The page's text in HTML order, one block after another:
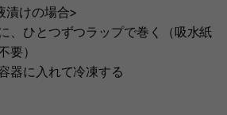
漬けの場合>
、ひとつずつラップで巻く（吸水紙
要）
器に入れて冷凍する